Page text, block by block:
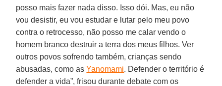
posso mais fazer nada disso. Isso dói. Mas, eu não
vou desistir, eu vou estudar e lutar pelo meu povo
contra o retrocesso, não posso me calar vendo o
homem branco destruir a terra dos meus filhos. Ver
outros povos sofrendo também, crianças sendo
abusadas, como asYanomami. Defender o território é
defender a vida”, frisou durante debate com os